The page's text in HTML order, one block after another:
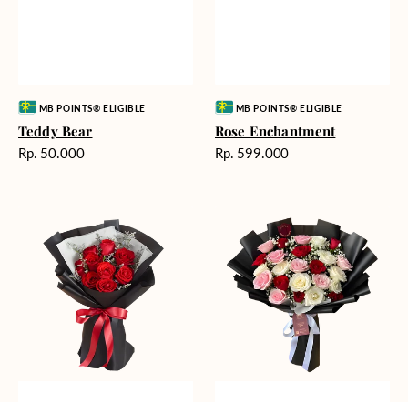
Vendor:MB POINTS® ELIGIBLE
Teddy Bear
Harga
Rp. 50.000
Vendor:MB POINTS® ELIGIBLE
Rose Enchantment
Harga
Rp. 599.000
Harmony
Unconditional